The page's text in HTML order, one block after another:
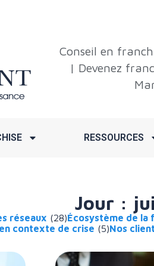
Conseil en
| Devenez
RESSOURCES
Jour :
réseaux (28)Écosystème de la
contexte de crise (5)Nos